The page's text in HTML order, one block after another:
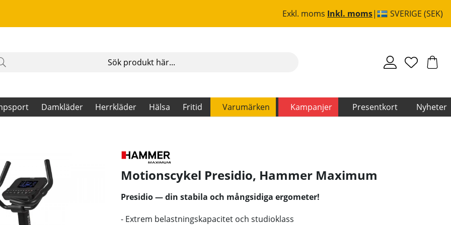
Exkl. moms Inkl. moms SVERIGE (SEK)
Damkläder Herrkläder Hälsa Fritid Varumärken Kampanjer Presentkort Nyheter
Motionscykel Presidio, Hammer Maximum
Presidio — din stabila och mångsidiga ergometer!
- Extrem belastningskapacitet och studioklass